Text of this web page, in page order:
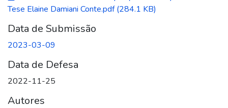
Tese Elaine Damiani Conte.pdf(284.1 KB)
Data de Submissão
2023-03-09
Data de Defesa
2022-11-25
Autores